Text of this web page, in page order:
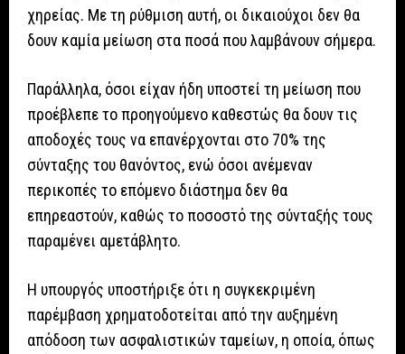
χηρείας. Με τη ρύθμιση αυτή, οι δικαιούχοι δεν θα
δουν καμία μείωση στα ποσά που λαμβάνουν σήμερα.
Παράλληλα, όσοι είχαν ήδη υποστεί τη μείωση που
προέβλεπε το προηγούμενο καθεστώς θα δουν τις
αποδοχές τους να επανέρχονται στο 70% της
σύνταξης του θανόντος, ενώ όσοι ανέμεναν
περικοπές το επόμενο διάστημα δεν θα
επηρεαστούν, καθώς το ποσοστό της σύνταξής τους
παραμένει αμετάβλητο.
Η υπουργός υποστήριξε ότι η συγκεκριμένη
παρέμβαση χρηματοδοτείται από την αυξημένη
απόδοση των ασφαλιστικών ταμείων, η οποία, όπως